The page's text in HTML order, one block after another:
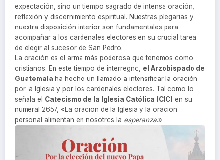
expectación, sino un tiempo sagrado de intensa oración,
reflexión y discernimiento espiritual. Nuestras plegarias y
nuestra disposición interior son fundamentales para
acompañar a los cardenales electores en su crucial tarea
de elegir al sucesor de San Pedro.
La oración es el arma más poderosa que tenemos como
cristianos. En este tiempo de interregno, el Arzobispado de
Guatemala ha hecho un llamado a intensificar la oración
por la Iglesia y por los cardenales electores. Tal como lo
señala el Catecismo de la Iglesia Católica (CIC) en su
numeral 2657, «La oración de la Iglesia y la oración
personal alimentan en nosotros la esperanza.»